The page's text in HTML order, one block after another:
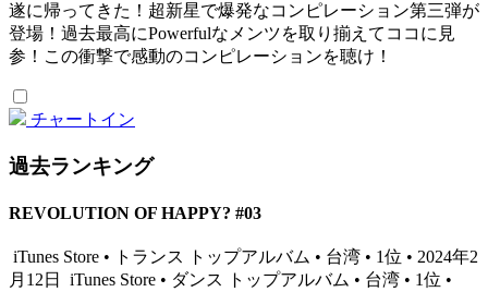
遂に帰ってきた！超新星で爆発なコンピレーション第三弾が
登場！過去最高にPowerfulなメンツを取り揃えてココに見
参！この衝撃で感動のコンピレーションを聴け！
チャートイン
過去ランキング
REVOLUTION OF HAPPY? #03
iTunes Store • トランス トップアルバム • 台湾 • 1位 • 2024年2
月12日
iTunes Store • ダンス トップアルバム • 台湾 • 1位 •